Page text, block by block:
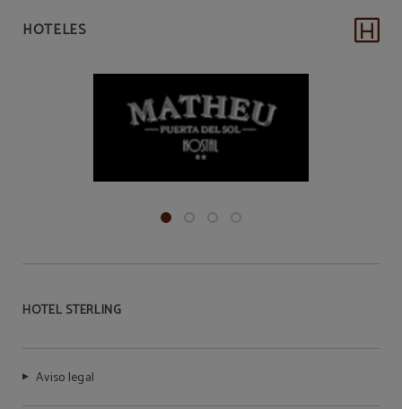
HOTELES
HOTEL STERLING
Aviso legal